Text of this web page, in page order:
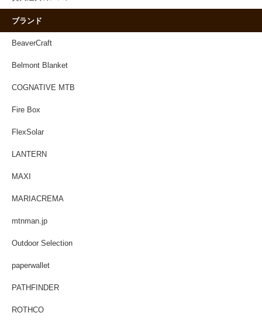
ブランド
BeaverCraft
Belmont Blanket
COGNATIVE MTB
Fire Box
FlexSolar
LANTERN
MAXI
MARIACREMA
mtnman.jp
Outdoor Selection
paperwallet
PATHFINDER
ROTHCO